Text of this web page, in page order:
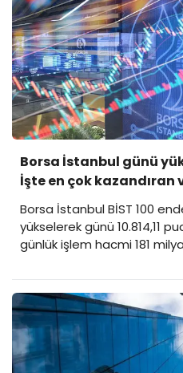
Borsa İstanbul günü
İşte en çok
Borsa İstanbul BİST 100
yükselerek günü 10.814,11
günlük işlem hacmi 181
yükselen ve düşen
detaylar...